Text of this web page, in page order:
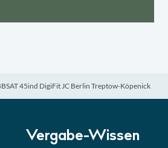
Lektion 5 Eignung im
Lektion 6 Abgabe von
45ind DigiFit JC Berlin Treptow-Köpenick
Vergabe-Wissen